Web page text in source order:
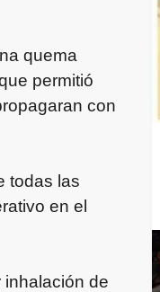
quema
permitió
con
todas las
en el
de